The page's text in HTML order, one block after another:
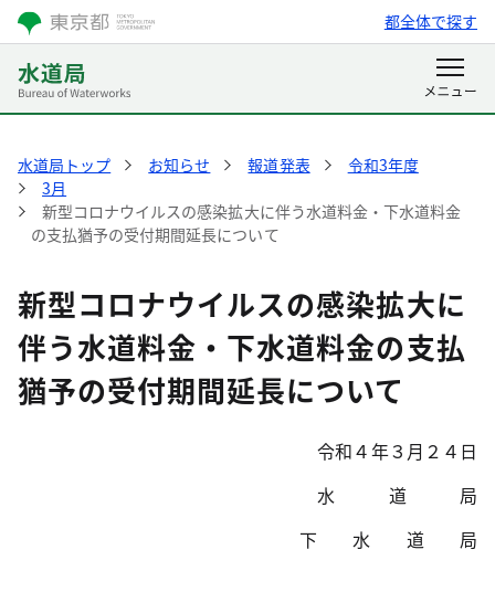
都全体で探す
水道局トップ お知らせ 報道発表
令和3年度
3月
新型コロナウイルスの感染拡大に伴う水道料金・下水道料金
の支払猶予の受付期間延長について
新型コロナウイルスの感染拡大に
伴う水道料金・下水道料金の支払
猶予の受付期間延長について
令和４年３月２４日
水 道 局
下 水 道 局